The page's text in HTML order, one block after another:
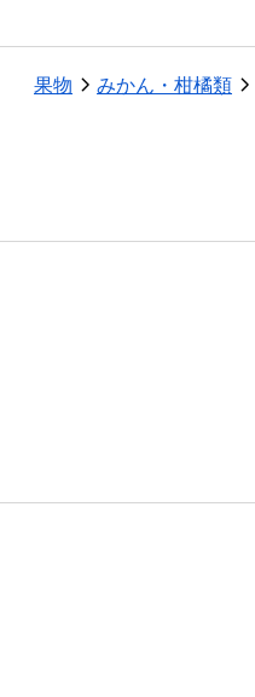
果物 みかん・柑橘類